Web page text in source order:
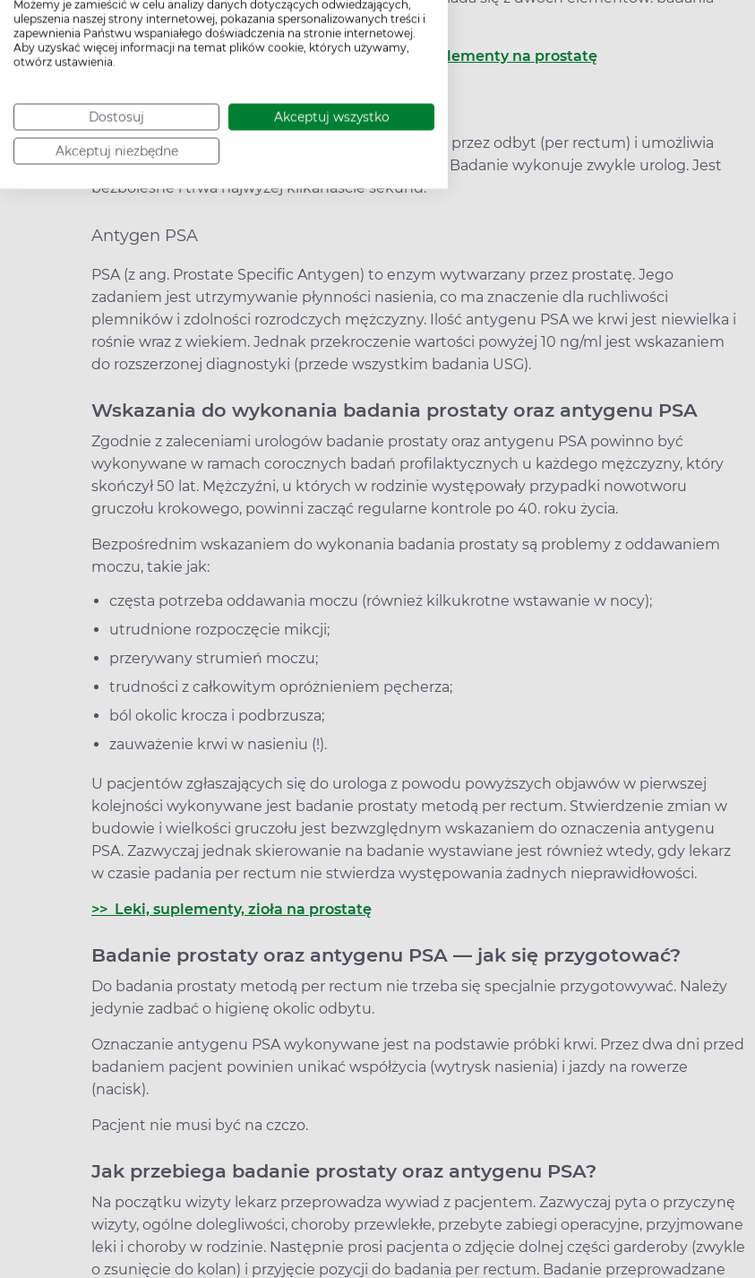
Możemy je zamieścić w celu analizy danych dotyczących odwiedzających,
ulepszenia naszej strony internetowej, pokazania spersonalizowanych treści i
zapewnienia Państwu wspaniałego doświadczenia na stronie internetowej.
Aby uzyskać więcej informacji na temat plików cookie, których używamy,
otwórz ustawienia.
Dostosuj Akceptuj wszystko
Akceptuj niezbędne
prostaty oraz antygenu PSA.
>> Jak dbać o prostatę? Badania, seks, dieta, suplementy na prostatę
Badanie prostaty (ręczne)
Palpacyjne badanie prostaty przeprowadzane jest przez odbyt (per rectum) i umożliwia
lekarzowi ocenę wielkości i konsystencji gruczołu. Badanie wykonuje zwykle urolog. Jest
bezbolesne i trwa najwyżej kilkanaście sekund.
Antygen PSA
PSA (z ang. Prostate Specific Antygen) to enzym wytwarzany przez prostatę. Jego
zadaniem jest utrzymywanie płynności nasienia, co ma znaczenie dla ruchliwości
plemników i zdolności rozrodczych mężczyzny. Ilość antygenu PSA we krwi jest niewielka i
rośnie wraz z wiekiem. Jednak przekroczenie wartości powyżej 10 ng/ml jest wskazaniem
do rozszerzonej diagnostyki (przede wszystkim badania USG).
Wskazania do wykonania badania prostaty oraz antygenu PSA
Zgodnie z zaleceniami urologów badanie prostaty oraz antygenu PSA powinno być
wykonywane w ramach corocznych badań profilaktycznych u każdego mężczyzny, który
skończył 50 lat. Mężczyźni, u których w rodzinie występowały przypadki nowotworu
gruczołu krokowego, powinni zacząć regularne kontrole po 40. roku życia.
Bezpośrednim wskazaniem do wykonania badania prostaty są problemy z oddawaniem
moczu, takie jak:
częsta potrzeba oddawania moczu (również kilkukrotne wstawanie w nocy);
utrudnione rozpoczęcie mikcji;
przerywany strumień moczu;
trudności z całkowitym opróżnieniem pęcherza;
ból okolic krocza i podbrzusza;
zauważenie krwi w nasieniu (!).
U pacjentów zgłaszających się do urologa z powodu powyższych objawów w pierwszej
kolejności wykonywane jest badanie prostaty metodą per rectum. Stwierdzenie zmian w
budowie i wielkości gruczołu jest bezwzględnym wskazaniem do oznaczenia antygenu
PSA. Zazwyczaj jednak skierowanie na badanie wystawiane jest również wtedy, gdy lekarz
w czasie padania per rectum nie stwierdza występowania żadnych nieprawidłowości.
>> Leki, suplementy, zioła na prostatę
Badanie prostaty oraz antygenu PSA — jak się przygotować?
Do badania prostaty metodą per rectum nie trzeba się specjalnie przygotowywać. Należy
jedynie zadbać o higienę okolic odbytu.
Oznaczanie antygenu PSA wykonywane jest na podstawie próbki krwi. Przez dwa dni przed
badaniem pacjent powinien unikać współżycia (wytrysk nasienia) i jazdy na rowerze
(nacisk).
Pacjent nie musi być na czczo.
Jak przebiega badanie prostaty oraz antygenu PSA?
Na początku wizyty lekarz przeprowadza wywiad z pacjentem. Zazwyczaj pyta o przyczynę
wizyty, ogólne dolegliwości, choroby przewlekłe, przebyte zabiegi operacyjne, przyjmowane
leki i choroby w rodzinie. Następnie prosi pacjenta o zdjęcie dolnej części garderoby (zwykle
o zsunięcie do kolan) i przyjęcie pozycji do badania per rectum. Badanie przeprowadzane